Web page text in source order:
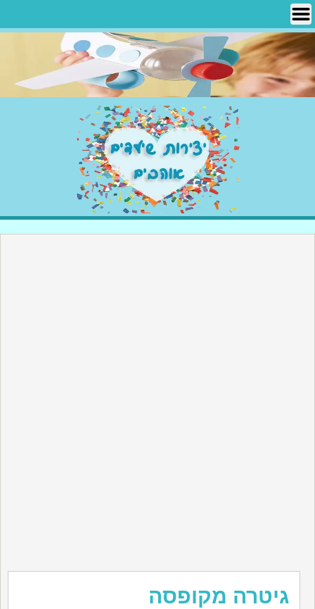
Skip
content
יצירות שילדים אוהבים
גיטרה מקופסה